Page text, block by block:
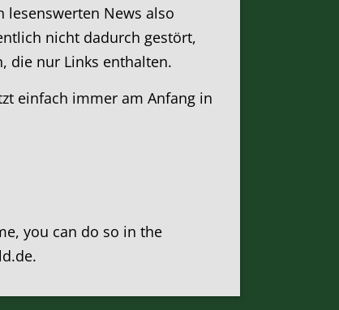
News also
nicht dadurch gestört,
die nur Links enthalten.
einfach immer am Anfang in
you can do so in the